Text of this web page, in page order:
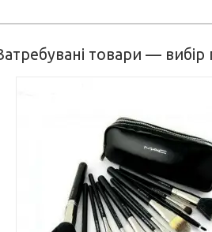
товари — вибір
Коректори консилери, тіні для
брів, рум'яна і хайлайтеры —
індивідуальні продукти для
денного або вечірнього